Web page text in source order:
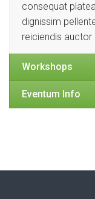
consequat
dignissim
reiciendis auctor
Workshops
Eventum Info